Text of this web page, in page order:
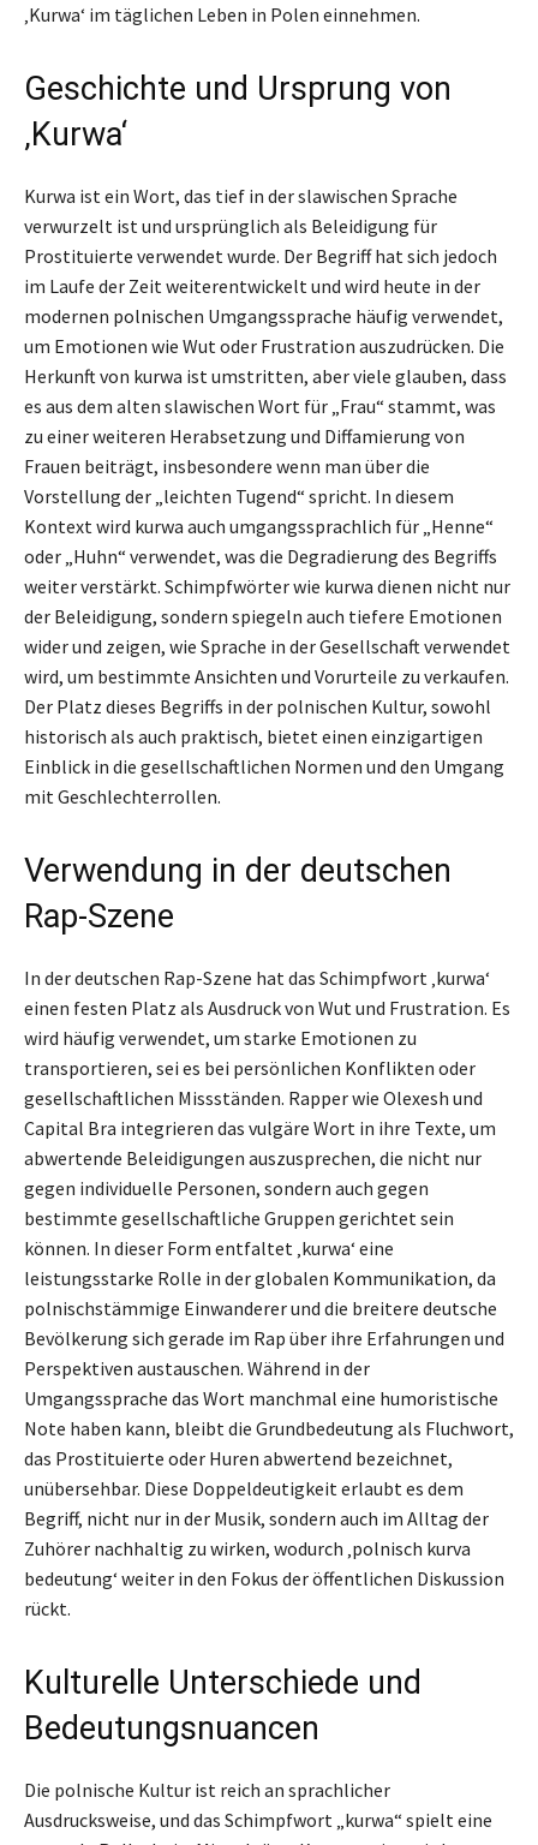
‚Kurwa‘ im täglichen Leben in Polen einnehmen.
Geschichte und Ursprung von
‚Kurwa‘
Kurwa ist ein Wort, das tief in der slawischen Sprache
verwurzelt ist und ursprünglich als Beleidigung für
Prostituierte verwendet wurde. Der Begriff hat sich jedoch
im Laufe der Zeit weiterentwickelt und wird heute in der
modernen polnischen Umgangssprache häufig verwendet,
um Emotionen wie Wut oder Frustration auszudrücken. Die
Herkunft von kurwa ist umstritten, aber viele glauben, dass
es aus dem alten slawischen Wort für „Frau“ stammt, was
zu einer weiteren Herabsetzung und Diffamierung von
Frauen beiträgt, insbesondere wenn man über die
Vorstellung der „leichten Tugend“ spricht. In diesem
Kontext wird kurwa auch umgangssprachlich für „Henne“
oder „Huhn“ verwendet, was die Degradierung des Begriffs
weiter verstärkt. Schimpfwörter wie kurwa dienen nicht nur
der Beleidigung, sondern spiegeln auch tiefere Emotionen
wider und zeigen, wie Sprache in der Gesellschaft verwendet
wird, um bestimmte Ansichten und Vorurteile zu verkaufen.
Der Platz dieses Begriffs in der polnischen Kultur, sowohl
historisch als auch praktisch, bietet einen einzigartigen
Einblick in die gesellschaftlichen Normen und den Umgang
mit Geschlechterrollen.
Verwendung in der deutschen
Rap-Szene
In der deutschen Rap-Szene hat das Schimpfwort ‚kurwa‘
einen festen Platz als Ausdruck von Wut und Frustration. Es
wird häufig verwendet, um starke Emotionen zu
transportieren, sei es bei persönlichen Konflikten oder
gesellschaftlichen Missständen. Rapper wie Olexesh und
Capital Bra integrieren das vulgäre Wort in ihre Texte, um
abwertende Beleidigungen auszusprechen, die nicht nur
gegen individuelle Personen, sondern auch gegen
bestimmte gesellschaftliche Gruppen gerichtet sein
können. In dieser Form entfaltet ‚kurwa‘ eine
leistungsstarke Rolle in der globalen Kommunikation, da
polnischstämmige Einwanderer und die breitere deutsche
Bevölkerung sich gerade im Rap über ihre Erfahrungen und
Perspektiven austauschen. Während in der
Umgangssprache das Wort manchmal eine humoristische
Note haben kann, bleibt die Grundbedeutung als Fluchwort,
das Prostituierte oder Huren abwertend bezeichnet,
unübersehbar. Diese Doppeldeutigkeit erlaubt es dem
Begriff, nicht nur in der Musik, sondern auch im Alltag der
Zuhörer nachhaltig zu wirken, wodurch ‚polnisch kurva
bedeutung‘ weiter in den Fokus der öffentlichen Diskussion
rückt.
Kulturelle Unterschiede und
Bedeutungsnuancen
Die polnische Kultur ist reich an sprachlicher
Ausdrucksweise, und das Schimpfwort „kurwa“ spielt eine